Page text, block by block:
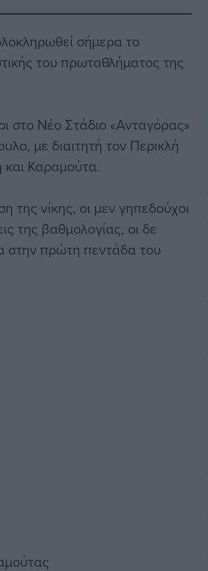
σήμερα το
του πρωταθλήματος της
στο Νέο Στάδιο «Ανταγόρας»
με διαιτητή τον Περικλή
Καραμούτα.
της νίκης, οι μεν γηπεδούχοι
της βαθμολογίας, οι δε
στην πρώτη πεντάδα του